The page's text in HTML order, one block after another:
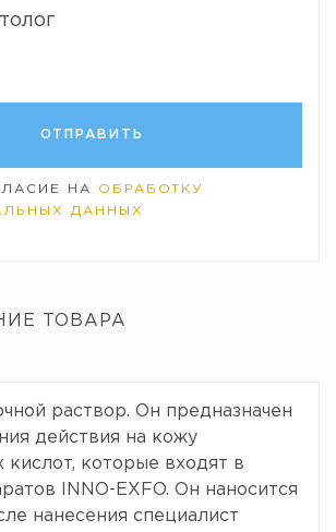
НА ОБРАБОТКУ
ДАННЫХ
ТОВАРА
раствор. Он предназначен
действия на кожу
кислот, которые входят в
INNO-EXFO. Он наносится
нанесения специалист